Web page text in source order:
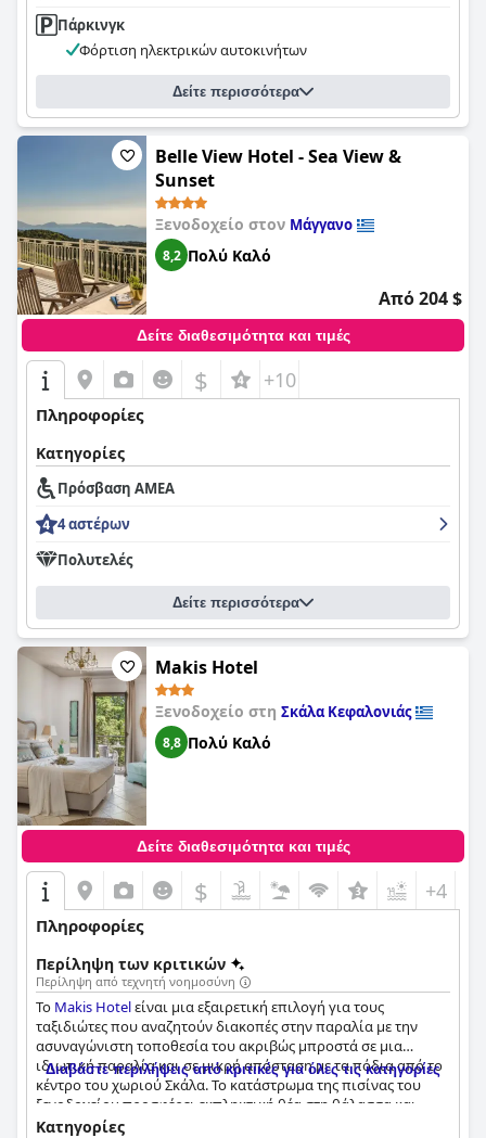
Πάρκινγκ
Φόρτιση ηλεκτρικών αυτοκινήτων
Δείτε περισσότερα
Belle View Hotel - Sea View &
Sunset
Ξενοδοχείο στον Μάγγανο
8,2 Πολύ Καλό
Από 204 $
Δείτε διαθεσιμότητα και τιμές
$ +10
Πληροφορίες
Κατηγορίες
Πρόσβαση ΑΜΕΑ
4 αστέρων
Πολυτελές
Δείτε περισσότερα
Makis Hotel
Ξενοδοχείο στη Σκάλα Κεφαλονιάς
8,8 Πολύ Καλό
Δείτε διαθεσιμότητα και τιμές
$ +4
Πληροφορίες
Περίληψη των κριτικών
Περίληψη από τεχνητή νοημοσύνη
Το Makis Hotelείναι μια εξαιρετική επιλογή για τους
ταξιδιώτες που αναζητούν διακοπές στην παραλία με την
ασυναγώνιστη τοποθεσία του ακριβώς μπροστά σε μια
ιδιωτική παραλία και σε μικρή απόσταση με τα πόδια από το
κέντρο του χωριού Σκάλα. Το κατάστρωμα της πισίνας του
ξενοδοχείου προσφέρει εκπληκτική θέα στη θάλασσα και
άνετες ξαπλώστρες και καμπάνες. Οι επισκέπτες έχουν
Διαβάστε περιλήψεις από κριτικές για όλες τις κατηγορίες
Κατηγορίες